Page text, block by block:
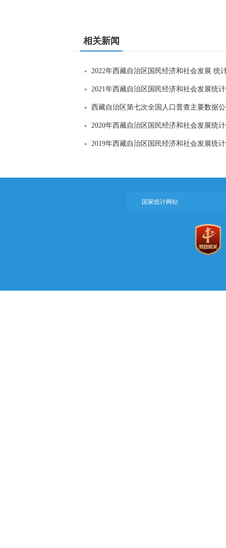
相关新闻
2022年西藏自治区国民经济和社会发展 统
2021年西藏自治区国民经济和社会发展统
西藏自治区第七次全国人口普查主要数据
2020年西藏自治区国民经济和社会发展统
2019年西藏自治区国民经济和社会发展统
国家统计网站